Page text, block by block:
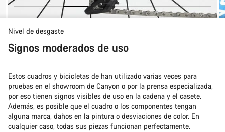
Nivel de desgaste
Signos moderados de uso
Estos cuadros y bicicletas de han utilizado varias veces para
pruebas en el showroom de Canyon o por la prensa especializada,
por eso tienen signos visibles de uso en la cadena y el casete.
Además, es posible que el cuadro o los componentes tengan
alguna marca, daños en la pintura o desviaciones de color. En
cualquier caso, todas sus piezas funcionan perfectamente.